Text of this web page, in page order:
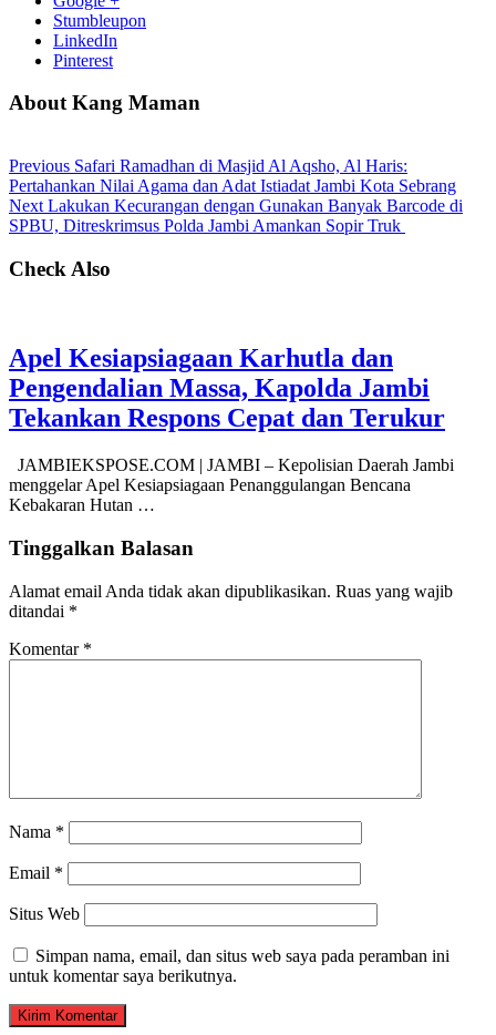
Stumbleupon
LinkedIn
Pinterest
About Kang Maman
Previous Safari Ramadhan di Masjid Al Aqsho, Al Haris:
Pertahankan Nilai Agama dan Adat Istiadat Jambi Kota Sebrang
Next Lakukan Kecurangan dengan Gunakan Banyak Barcode di
SPBU, Ditreskrimsus Polda Jambi Amankan Sopir Truk
Check Also
Apel Kesiapsiagaan Karhutla dan
Pengendalian Massa, Kapolda Jambi
Tekankan Respons Cepat dan Terukur
JAMBIEKSPOSE.COM | JAMBI – Kepolisian Daerah Jambi
menggelar Apel Kesiapsiagaan Penanggulangan Bencana
Kebakaran Hutan …
Tinggalkan Balasan
Alamat email Anda tidak akan dipublikasikan. Ruas yang wajib
ditandai *
Komentar *
Nama *
Email *
Situs Web
Simpan nama, email, dan situs web saya pada peramban ini
untuk komentar saya berikutnya.